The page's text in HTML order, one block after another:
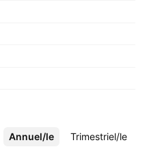
Annuel/le Trimestriel/le
Plus